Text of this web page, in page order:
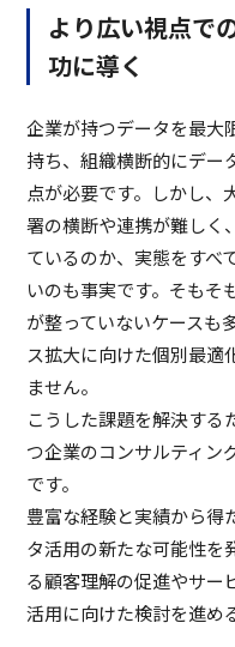
より広い視点で
功に導く
企業が持つデータを最大
持ち、組織横断的にデー
点が必要です。しかし、
署の横断や連携が難しく
ているのか、実態をすべ
いのも事実です。そもそ
が整っていないケースも
ス拡大に向けた個別最適
ません。
こうした課題を解決する
つ企業のコンサルティン
です。
豊富な経験と実績から得
タ活用の新たな可能性を
る顧客理解の促進やサー
活用に向けた検討を進め